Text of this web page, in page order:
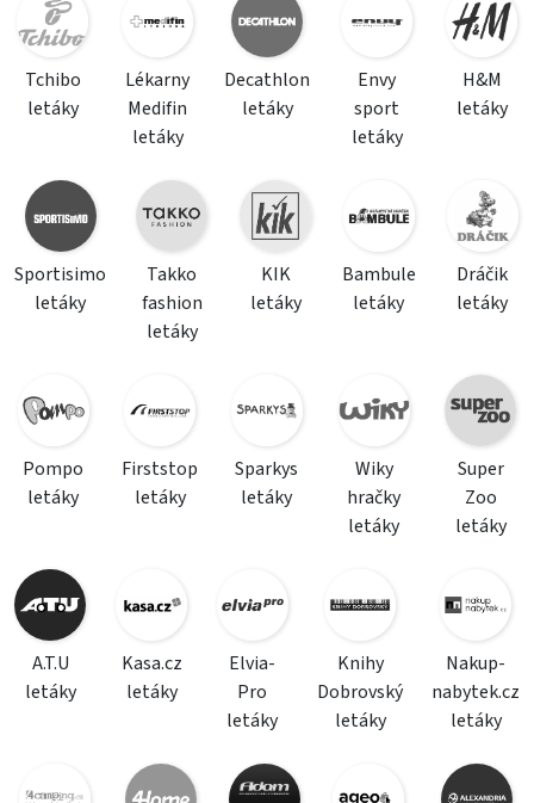
Tchibo
letáky
Lékarny
Medifin
letáky
Decathlon
letáky
Envy
sport
letáky
H&M
letáky
Sportisimo
letáky
Takko
fashion
letáky
KIK
letáky
Bambule
letáky
Dráčik
letáky
Pompo
letáky
Firststop
letáky
Sparkys
letáky
Wiky
hračky
letáky
Super
Zoo
letáky
A.T.U
letáky
Kasa.cz
letáky
Elvia-
Pro
letáky
Knihy
Dobrovský
letáky
Nakup-
nabytek.cz
letáky